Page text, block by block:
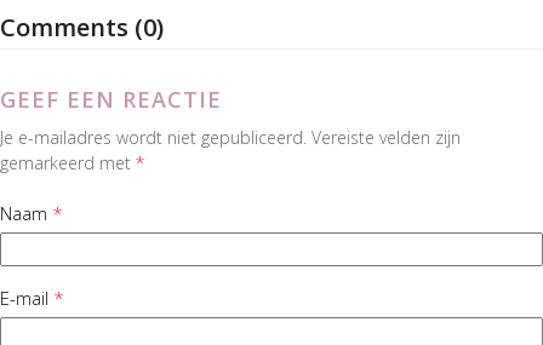
Comments (0)
GEEF EEN REACTIE
Je e-mailadres wordt niet gepubliceerd. Vereiste velden zijn
gemarkeerd met *
Naam *
E-mail *